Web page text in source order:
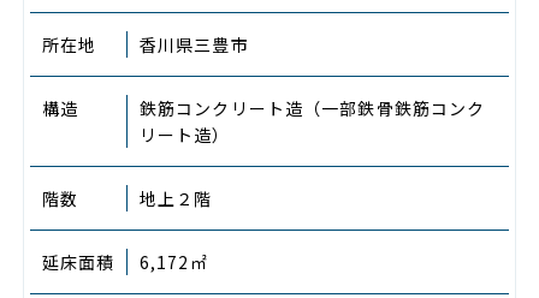
所在地 香川県三豊市
構造
鉄筋コンクリート造（一部鉄骨鉄筋コンク
リート造）
階数 地上２階
延床面積 6,172㎡